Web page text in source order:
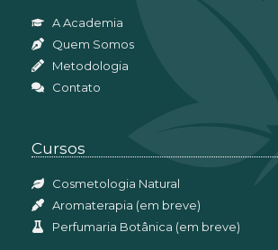
A Academia
Quem Somos
Metodologia
Contato
Cursos
Cosmetologia Natural
Aromaterapia (em breve)
Perfumaria Botânica (em breve)